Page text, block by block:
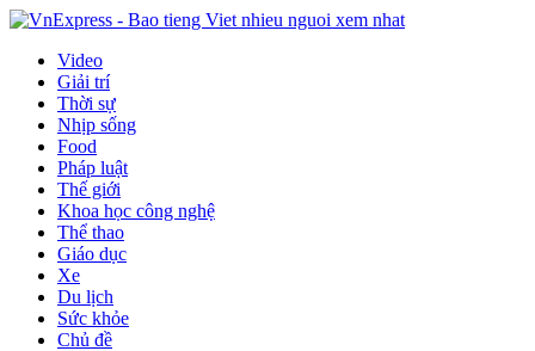
Video
Giải trí
Thời sự
Nhịp sống
Food
Pháp luật
Thế giới
Khoa học công nghệ
Thể thao
Giáo dục
Xe
Du lịch
Sức khỏe
Chủ đề